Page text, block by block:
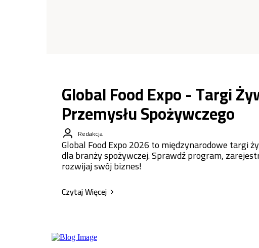
Global Food Expo - Targi
Przemysłu Spożywczego
Redakcja
Global Food Expo 2026 to międzynarodowe targi
dla branży spożywczej. Sprawdź program,
rozwijaj swój biznes!
Czytaj Więcej